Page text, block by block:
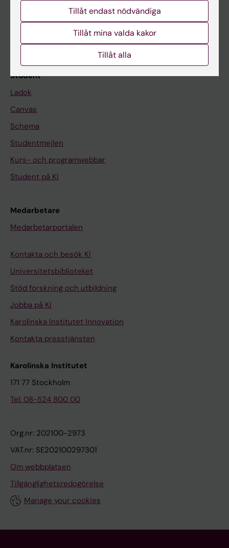
Kalender
Student
Ladok
Canvas
Schema
Studentmejlen
Kurs- och programwebbar
Student på KI
Medarbetare
Medarbetarportalen
Kontakta och besök KI
Universitetsbiblioteket
Stöd forskning och utbildning
Jobba på KI
Karolinska Institutet Innovation
Kontakta presstjänsten
Karolinska Institutet
171 77 Stockholm
Tel: 08-524 800 00
Org.nr: 202100-2973
VAT.nr: SE202100297301
Om webbplatsen
Tillgänglighetsredogörelse
Manage your cookies
Tillåt endast nödvändiga
Tillåt mina valda kakor
Tillåt alla